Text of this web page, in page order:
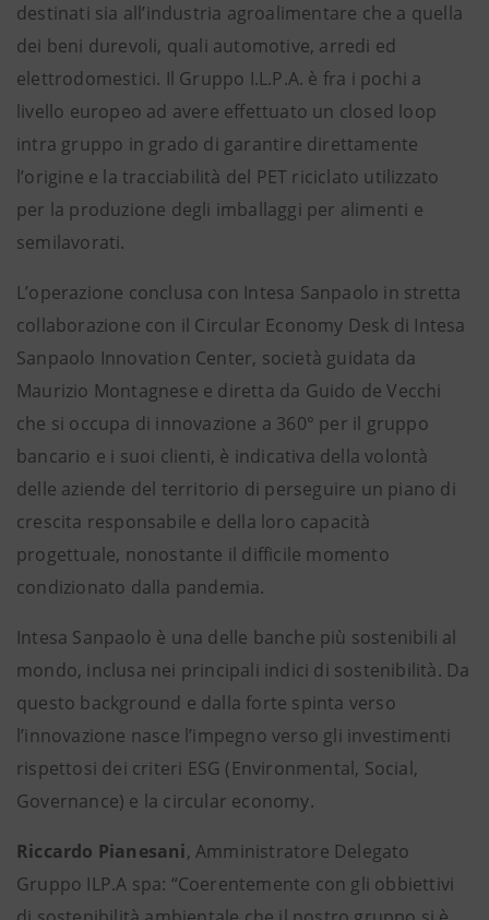
destinati sia all’industria agroalimentare che a quella
dei beni durevoli, quali automotive, arredi ed
elettrodomestici. Il Gruppo I.L.P.A. è fra i pochi a
livello europeo ad avere effettuato un closed loop
intra gruppo in grado di garantire direttamente
l’origine e la tracciabilità del PET riciclato utilizzato
per la produzione degli imballaggi per alimenti e
semilavorati.
L’operazione conclusa con Intesa Sanpaolo in stretta
collaborazione con il Circular Economy Desk di Intesa
Sanpaolo Innovation Center, società guidata da
Maurizio Montagnese e diretta da Guido de Vecchi
che si occupa di innovazione a 360° per il gruppo
bancario e i suoi clienti, è indicativa della volontà
delle aziende del territorio di perseguire un piano di
crescita responsabile e della loro capacità
progettuale, nonostante il difficile momento
condizionato dalla pandemia.
Intesa Sanpaolo è una delle banche più sostenibili al
mondo, inclusa nei principali indici di sostenibilità. Da
questo background e dalla forte spinta verso
l’innovazione nasce l’impegno verso gli investimenti
rispettosi dei criteri ESG (Environmental, Social,
Governance) e la circular economy.
Riccardo Pianesani, Amministratore Delegato
Gruppo ILP.A spa: “Coerentemente con gli obbiettivi